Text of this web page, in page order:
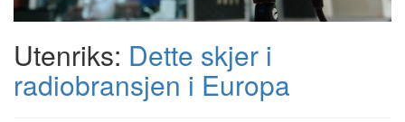
Utenriks: Dette skjer i
radiobransjen i Europa